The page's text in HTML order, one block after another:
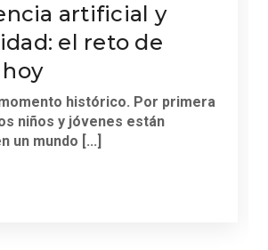
artificial y
el reto de
histórico. Por primera
niños y jóvenes están
un mundo [...]